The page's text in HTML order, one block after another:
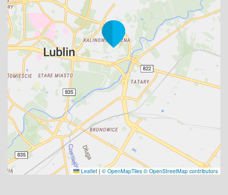
Leaflet | © OpenMapTiles © OpenStreetMap contributors